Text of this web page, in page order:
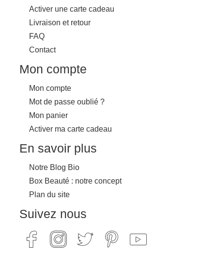
Activer une carte cadeau
Livraison et retour
FAQ
Contact
Mon compte
Mon compte
Mot de passe oublié ?
Mon panier
Activer ma carte cadeau
En savoir plus
Notre Blog Bio
Box Beauté : notre concept
Plan du site
Suivez nous